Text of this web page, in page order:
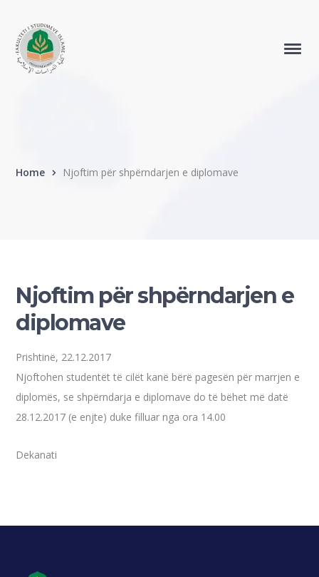
Home Njoftim për shpërndarjen e diplomave
Njoftim për shpërndarjen e
diplomave
Prishtinë, 22.12.2017
Njoftohen studentët të cilët kanë bërë pagesën për marrjen e
diplomës, se shpërndarja e diplomave do të bëhet më datë
28.12.2017 (e enjte) duke filluar nga ora 14.00
Dekanati